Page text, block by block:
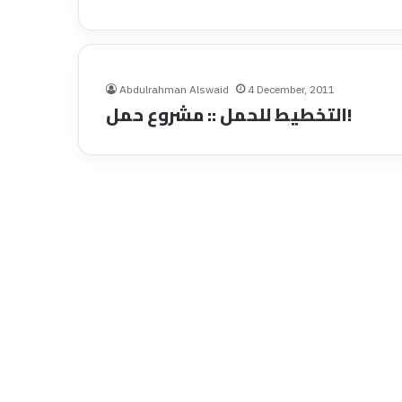
Abdulrahman Alswaid 4 December, 2011
التخطيط للحمل :: مشروع حمل!